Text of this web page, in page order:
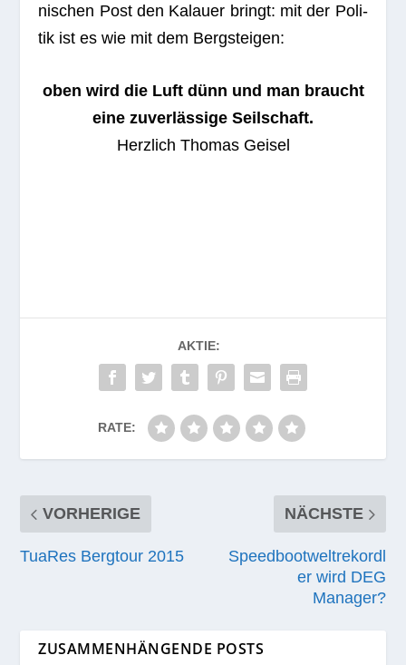
ni­schen Post den Kalauer bringt: mit der Poli­
tik ist es wie mit dem Bergsteigen:
oben wird die Luft dünn und man braucht
eine zuver­läs­sige Seilschaft.
Herz­lich Tho­mas Geisel
AKTIE:
RATE:
VORHERIGE
TuaRes Bergtour 2015
NÄCHSTE
Speedbootweltrekordl
er wird DEG
Manager?
ZUSAMMENHÄNGENDE POSTS